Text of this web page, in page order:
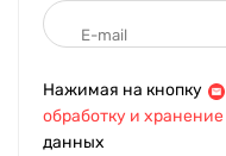
Нажимая на кнопку
обработку и хранение
данных